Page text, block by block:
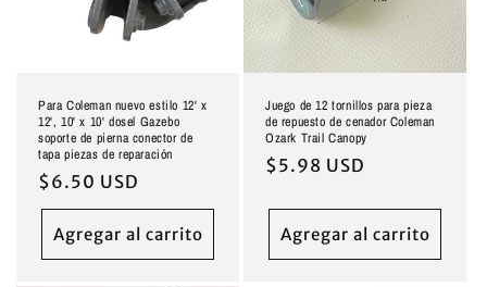
Para Coleman nuevo estilo 12' x
12', 10' x 10' dosel Gazebo
soporte de pierna conector de
tapa piezas de reparación
Precio
habitual
$6.50 USD
Agregar al carrito
Juego de 12 tornillos para pieza
de repuesto de cenador Coleman
Ozark Trail Canopy
Precio
$5.98 USD
Agregar al carrito